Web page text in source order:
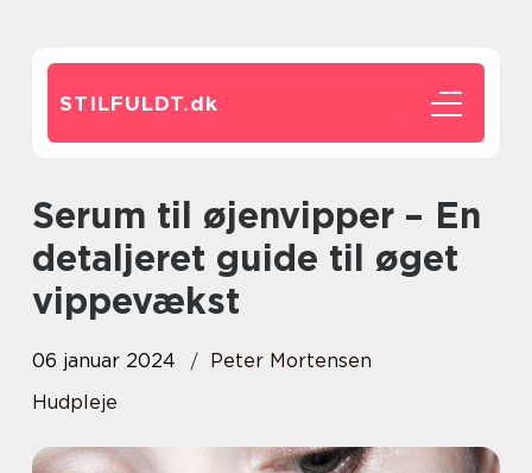
STILFULDT.dk
Serum til øjenvipper – En
detaljeret guide til øget
vippevækst
06 januar 2024
Peter Mortensen
Hudpleje